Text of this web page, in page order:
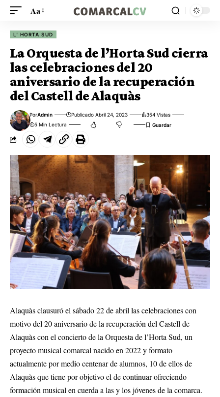
Aa
L' HORTA SUD
La Orquesta de l’Horta Sud cierra
las celebraciones del 20
aniversario de la recuperación
del Castell de Alaquàs
PorAdmin Publicado Abril 24, 2023
354 Vistas
5 Min Lectura
Alaquàs clausuró el sábado 22 de abril las celebraciones con
motivo del 20 aniversario de la recuperación del Castell de
Alaquàs con el concierto de la Orquesta de l’Horta Sud, un
proyecto musical comarcal nacido en 2022 y formato
actualmente por medio centenar de alumnos, 10 de ellos de
Alaquàs que tiene por objetivo el de continuar ofreciendo
formación musical en cuerda a las y los jóvenes de la comarca.